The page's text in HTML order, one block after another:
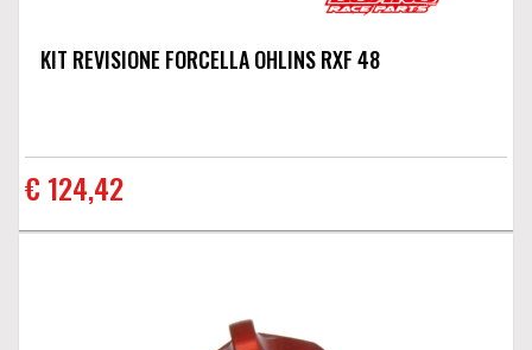
KIT REVISIONE FORCELLA OHLINS RXF 48
€ 124,42